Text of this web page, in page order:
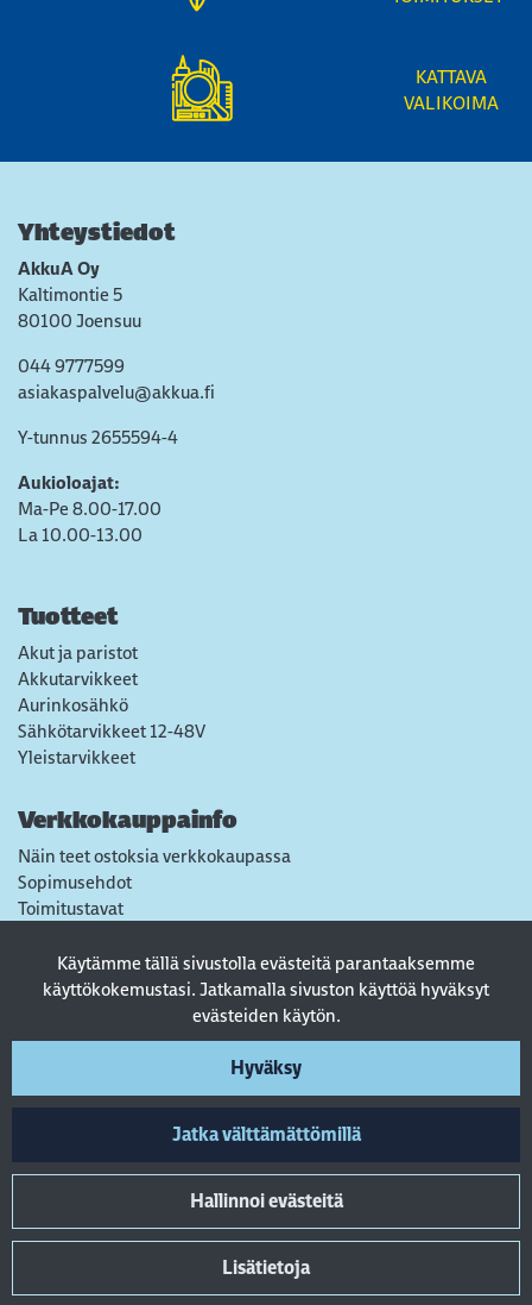
Käytämme tällä sivustolla evästeitä parantaaksemme
käyttökokemustasi. Jatkamalla sivuston käyttöä hyväksyt
evästeiden käytön.
Hyväksy
Jatka välttämättömillä
Hallinnoi evästeitä
Lisätietoja
KATTAVA
VALIKOIMA
Yhteystiedot
AkkuA Oy
Kaltimontie 5
80100 Joensuu
044 9777599
asiakaspalvelu@akkua.fi
Y-tunnus 2655594-4
Aukioloajat:
Ma-Pe 8.00-17.00
La 10.00-13.00
Tuotteet
Akut ja paristot
Akkutarvikkeet
Aurinkosähkö
Sähkötarvikkeet 12-48V
Yleistarvikkeet
Verkkokauppainfo
Näin teet ostoksia verkkokaupassa
Sopimusehdot
Toimitustavat
Tietosuojaseloste
Usein kysytyt kysymykset
Seuraa sosiaalisessa mediassa